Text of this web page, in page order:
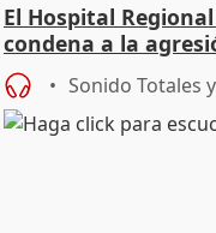
El Hospital
condena a la
Urgencias
Sonido Totales